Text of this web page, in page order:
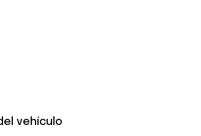
vehículo